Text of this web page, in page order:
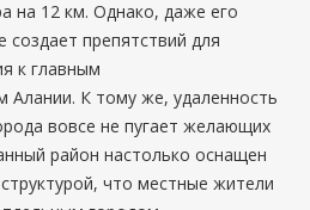
на 12 км. Однако, даже его
создает препятствий для
к главным
Алании. К тому же, удаленность
вовсе не пугает желающих
район настолько оснащен
что местные жители